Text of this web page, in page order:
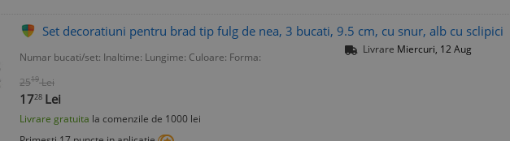
Set decoratiuni pentru brad tip fulg de nea, 3 bucati, 9.5 cm, cu snur, alb cu sclipici
Numar bucati/set: Inaltime: Lungime: Culoare: Forma:
2519 Lei
1728 Lei
Livrare gratuita la comenzile de 1000 lei
Livrare Miercuri, 12 Aug